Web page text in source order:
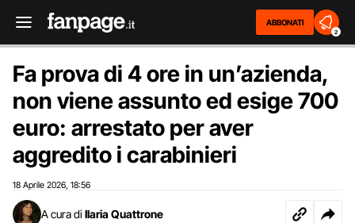
ABBONATI
2
Fa prova di 4 ore in un’azienda,
non viene assunto ed esige 700
euro: arrestato per aver
aggredito i carabinieri
18 Aprile 2026 18:56
A cura di Ilaria Quattrone